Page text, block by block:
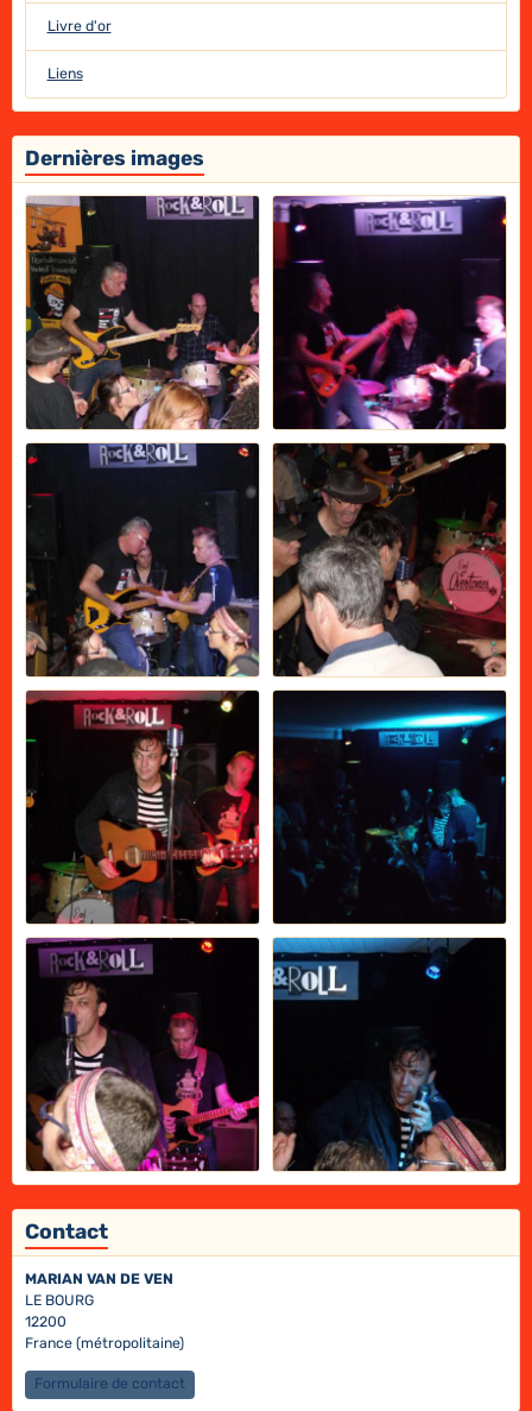
Livre d'or
Liens
Dernières images
Contact
MARIAN VAN DE VEN
LE BOURG
12200
France (métropolitaine)
Formulaire de contact